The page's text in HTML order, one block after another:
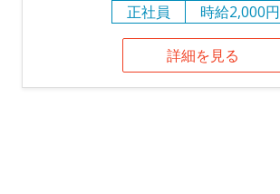
正社員
時給2,000円
詳細を見る